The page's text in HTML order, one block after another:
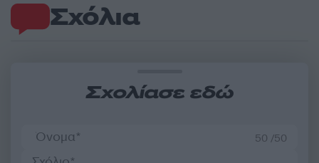
Σχόλια
Σχολίασε εδώ
50 /50